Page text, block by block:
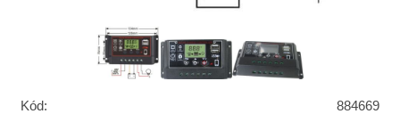
Kód: 884669